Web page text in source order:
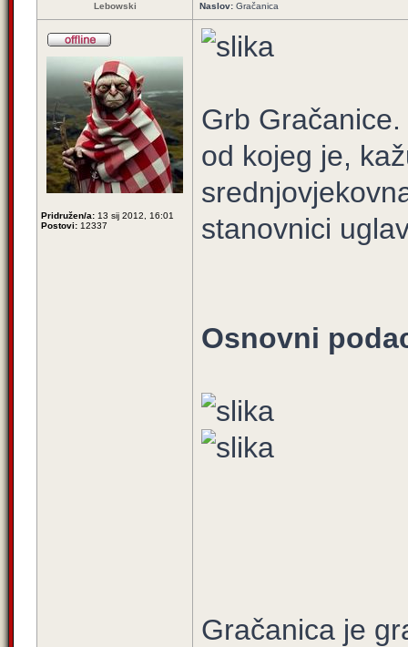
Lebowski Naslov: Gračanica
Pridružen/a: 13 sij 2012, 16:01
Postovi: 12337
Grb
od kojeg je,
stanovnici
Osnovni
Gračanica je